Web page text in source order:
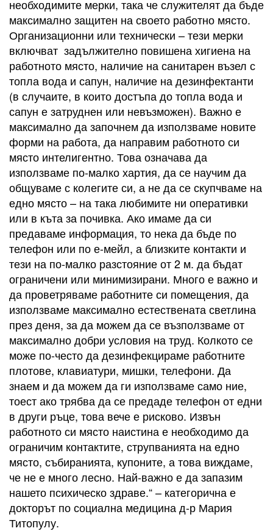
необходимите мерки, така че служителят да бъде
максимално защитен на своето работно място.
Организационни или технически – тези мерки
включват задължително повишена хигиена на
работното място, наличие на санитарен възел с
топла вода и сапун, наличие на дезинфектанти
(в случаите, в които достъпа до топла вода и
сапун е затруднен или невъзможен). Важно е
максимално да започнем да използваме новите
форми на работа, да направим работното си
място интелигентно. Това означава да
използваме по-малко хартия, да се научим да
общуваме с колегите си, а не да се скупчваме на
едно място – на така любимите ни оперативки
или в къта за почивка. Ако имаме да си
предаваме информация, то нека да бъде по
телефон или по е-мейл, а близките контакти и
тези на по-малко разстояние от 2 м. да бъдат
ограничени или минимизирани. Много е важно и
да проветряваме работните си помещения, да
използваме максимално естествената светлина
през деня, за да можем да се възползваме от
максимално добри условия на труд. Колкото се
може по-често да дезинфекцираме работните
плотове, клавиатури, мишки, телефони. Да
знаем и да можем да ги използваме само ние,
тоест ако трябва да се предаде телефон от едни
в други ръце, това вече е рисково. Извън
работното си място наистина е необходимо да
ограничим контактите, струпванията на едно
място, събиранията, купоните, а това виждаме,
че не е много лесно. Най-важно е да запазим
нашето психическо здраве.“ – категорична е
докторът по социална медицина д-р Мария
Титопулу.